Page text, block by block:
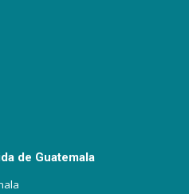
de Guatemala